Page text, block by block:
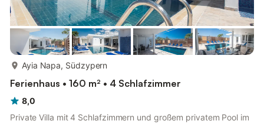
Ayia Napa, Südzypern
Ferienhaus • 160 m² • 4 Schlafzimmer
8,0
Private Villa mit 4 Schlafzimmern und großem privatem Pool im